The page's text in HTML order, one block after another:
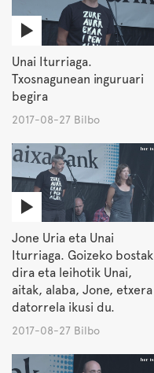
Unai Iturriaga.
Txosnagunean inguruari
begira
2017-08-27 Bilbo
Jone Uria eta Unai
Iturriaga. Goizeko bostak
dira eta leihotik Unai,
aitak, alaba, Jone, etxera
datorrela ikusi du.
2017-08-27 Bilbo